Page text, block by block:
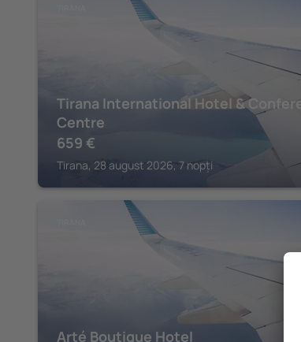
Tirana International Hotel &
Centre
659 €
Tirana, 28 august 2026, 7 nopți
Arté Boutique Hotel